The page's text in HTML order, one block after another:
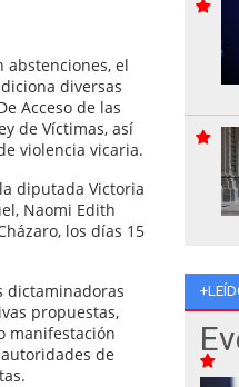
abstenciones, el
diversas
Acceso de las
de Víctimas, así
violencia vicaria.
diputada Victoria
Naomi Edith
los días 15
dictaminadoras
propuestas,
manifestación
de